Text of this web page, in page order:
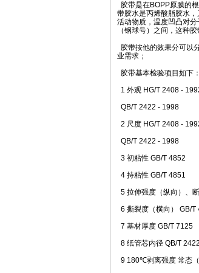
胶带是在BOPP原膜的
带胶水是丙烯酸脂胶水
活动物质，温度凹凸对
（钢球号）之间，这种
胶带按他的效果分可以
业需求；
胶带基本检验项目如下：
1 外观 HG/T 2408 -
QB/T 2422 - 1998
2 尺度 HG/T 2408 -
QB/T 2422 - 1998
3 初粘性 GB/T 4852
4 持粘性 GB/T 4851
5 拉伸强度（纵向）、
6 撕裂度（横向） GB/T
7 基材厚度 GB/T 7125
8 纸管芯内径 QB/T
9 180℃剥离强度 常态